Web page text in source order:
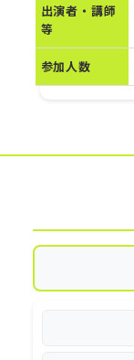
出演者・講師
等
参加人数